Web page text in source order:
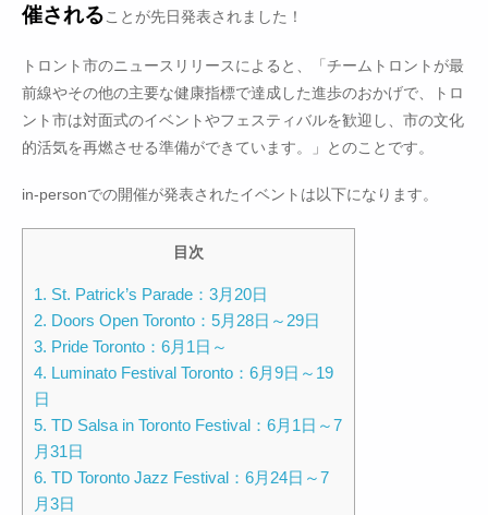
催されることが先日発表されました！
トロント市のニュースリリースによると、「チームトロントが最
前線やその他の主要な健康指標で達成した進歩のおかげで、トロ
ント市は対面式のイベントやフェスティバルを歓迎し、市の文化
的活気を再燃させる準備ができています。」とのことです。
in-personでの開催が発表されたイベントは以下になります。
目次
1. St. Patrick’s Parade：3月20日
2. Doors Open Toronto：5月28日～29日
3. Pride Toronto：6月1日～
4. Luminato Festival Toronto：6月9日～19
日
5. TD Salsa in Toronto Festival：6月1日～7
月31日
6. TD Toronto Jazz Festival：6月24日～7
月3日